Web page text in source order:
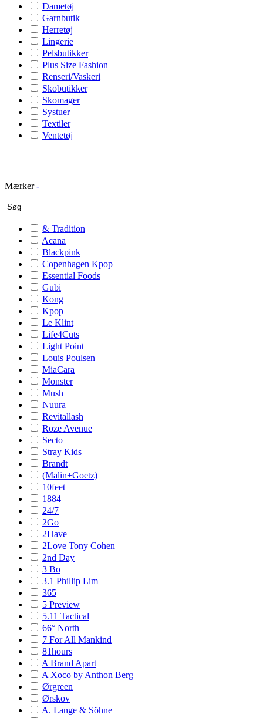
Dametøj
Garnbutik
Herretøj
Lingerie
Pelsbutikker
Plus Size Fashion
Renseri/Vaskeri
Skobutikker
Skomager
Systuer
Textiler
Ventetøj
Mærker -
& Tradition
Acana
Blackpink
Copenhagen Kpop
Essential Foods
Gubi
Kong
Kpop
Le Klint
Life4Cuts
Light Point
Louis Poulsen
MiaCara
Monster
Mush
Nuura
Revitallash
Roze Avenue
Secto
Stray Kids
Brandt
(Malin+Goetz)
10feet
1884
24/7
2Go
2Have
2Love Tony Cohen
2nd Day
3 Bo
3.1 Phillip Lim
365
5 Preview
5.11 Tactical
66° North
7 For All Mankind
81hours
A Brand Apart
A Xoco by Anthon Berg
Ørgreen
Ørskov
A. Lange & Söhne